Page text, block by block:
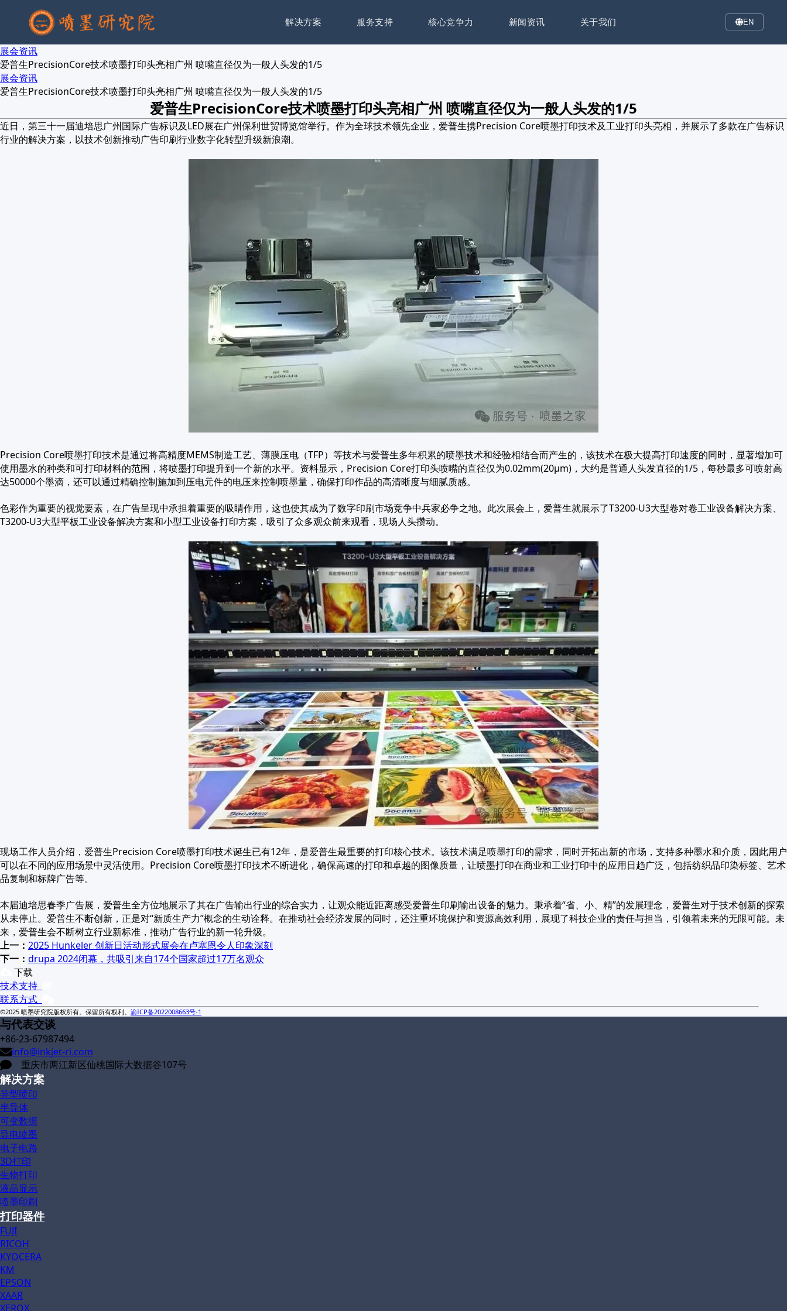
解决方案 服务支持 核心竞争力 新闻资讯 关于我们 EN
展会资讯
爱普生PrecisionCore技术喷墨打印头亮相广州 喷嘴直径仅为一般人头发的1/5
展会资讯
爱普生PrecisionCore技术喷墨打印头亮相广州 喷嘴直径仅为一般人头发的1/5
爱普生PrecisionCore技术喷墨打印头亮相广州 喷嘴直径仅为一般人头发的1/5
近日，第三十一届迪培思广州国际广告标识及LED展在广州保利世贸博览馆举行。作为全球技术领先企业，爱普生携Precision Core喷墨打印技术及工业打印头亮相，并展示了多款在广告标识
行业的解决方案，以技术创新推动广告印刷行业数字化转型升级新浪潮。
Precision Core喷墨打印技术是通过将高精度MEMS制造工艺、薄膜压电（TFP）等技术与爱普生多年积累的喷墨技术和经验相结合而产生的，该技术在极大提高打印速度的同时，显著增加可
使用墨水的种类和可打印材料的范围，将喷墨打印提升到一个新的水平。资料显示，Precision Core打印头喷嘴的直径仅为0.02mm(20μm)，大约是普通人头发直径的1/5，每秒最多可喷射高
达50000个墨滴，还可以通过精确控制施加到压电元件的电压来控制喷墨量，确保打印作品的高清晰度与细腻质感。
色彩作为重要的视觉要素，在广告呈现中承担着重要的吸睛作用，这也使其成为了数字印刷市场竞争中兵家必争之地。此次展会上，爱普生就展示了T3200-U3大型卷对卷工业设备解决方案、
T3200-U3大型平板工业设备解决方案和小型工业设备打印方案，吸引了众多观众前来观看，现场人头攒动。
现场工作人员介绍，爱普生Precision Core喷墨打印技术诞生已有12年，是爱普生最重要的打印核心技术。该技术满足喷墨打印的需求，同时开拓出新的市场，支持多种墨水和介质，因此用户
可以在不同的应用场景中灵活使用。Precision Core喷墨打印技术不断进化，确保高速的打印和卓越的图像质量，让喷墨打印在商业和工业打印中的应用日趋广泛，包括纺织品印染标签、艺术
品复制和标牌广告等。
本届迪培思春季广告展，爱普生全方位地展示了其在广告输出行业的综合实力，让观众能近距离感受爱普生印刷输出设备的魅力。秉承着“省、小、精”的发展理念，爱普生对于技术创新的探索
从未停止。爱普生不断创新，正是对“新质生产力”概念的生动诠释。在推动社会经济发展的同时，还注重环境保护和资源高效利用，展现了科技企业的责任与担当，引领着未来的无限可能。未
来，爱普生会不断树立行业新标准，推动广告行业的新一轮升级。
上一： 2025 Hunkeler 创新日活动形式展会在卢塞恩令人印象深刻
下一： drupa 2024闭幕，共吸引来自174个国家超过17万名观众
下载
技术支持
联系方式
©2025 喷墨研究院版权所有。保留所有权利。 渝ICP备2022008663号-1
与代表交谈
+86-23-67987494
info@inkjet-ri.com
重庆市两江新区仙桃国际大数据谷107号
解决方案
异型喷印
半导体
可变数据
导电喷墨
电子电路
3D打印
生物打印
液晶显示
喷墨印刷
打印器件
FUJI
RICOH
KYOCERA
KM
EPSON
XAAR
XEROX